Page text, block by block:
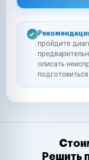
пройдите
описать
подготовиться
Решить